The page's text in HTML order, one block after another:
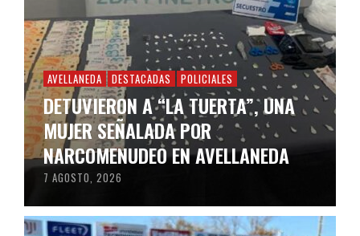
AVELLANEDA DESTACADAS POLICIALES
DETUVIERON A “LA TUERTA”, UNA
MUJER SEÑALADA POR
NARCOMENUDEO EN AVELLANEDA
7 AGOSTO, 2026